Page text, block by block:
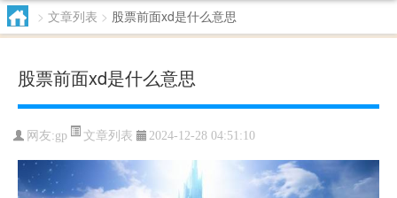
> 文章列表 > 股票前面xd是什么意思
股票前面xd是什么意思
网友:gp 文章列表 2024-12-28 04:51:10